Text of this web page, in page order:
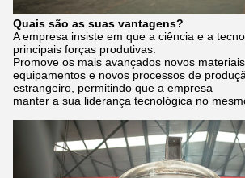
Quais são as suas vantagens?
A empresa insiste em que a ciência e a
principais forças produtivas.
Promove os mais avançados novos
equipamentos e novos processos de
estrangeiro, permitindo que a empresa
manter a sua liderança tecnológica no